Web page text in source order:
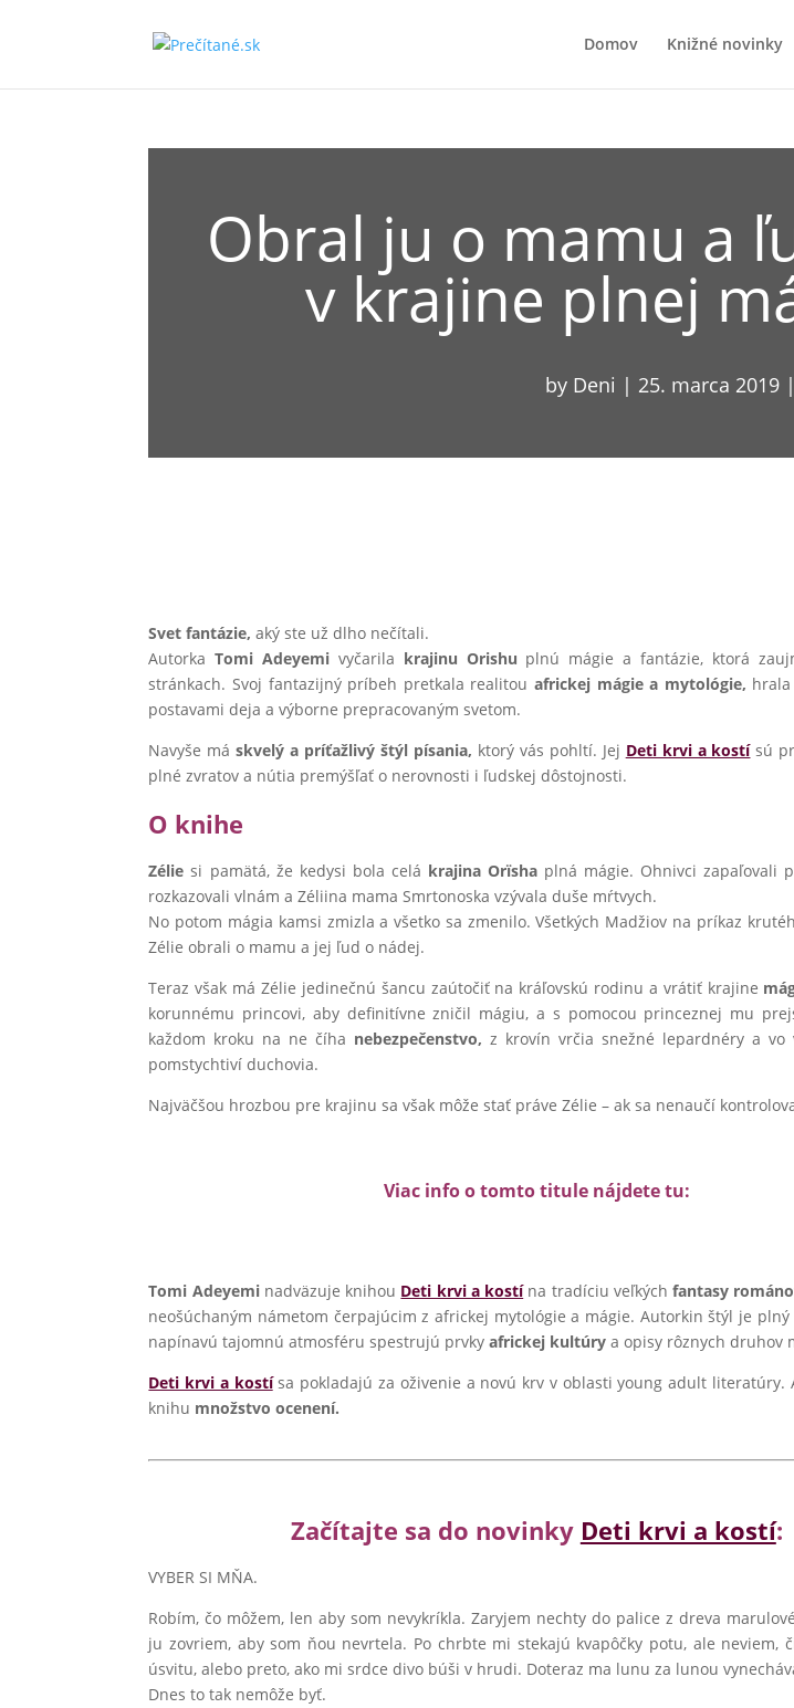
Domov Knižné novinky
Obral ju o mamu a
v krajine plnej
by Deni | 25. marca 2019 |
Svet fantázie, aký ste už dlho nečítali.
AutorkaTomi Adeyemi vyčarila krajinu Orishu plnú mágie a fantázie, ktorá
stránkach. Svoj fantazijný príbeh pretkala realitou africkej mágie a mytológie,
postavami deja a výborne prepracovaným svetom.
Navyše máskvelý a príťažlivý štýl písania, ktorý vás pohltí. Jej Deti krvi a kostísú
plné zvratov a nútia premýšľať o nerovnosti i ľudskej dôstojnosti.
O knihe
Zélie si pamätá, že kedysi bola celá krajina Orïshaplná mágie. Ohnivci zapaľovali
rozkazovali vlnám a Zéliina mama Smrtonoska vzývala duše mŕtvych.
No potom mágia kamsi zmizla a všetko sa zmenilo. Všetkých Madžiov na príkaz
Zélie obrali o mamu a jej ľud o nádej.
Teraz však má Zélie jedinečnú šancu zaútočiť na kráľovskú rodinu a vrátiť krajine
korunnému princovi, aby definitívne zničil mágiu, a s pomocou princeznej mu
každom kroku na ne číha nebezpečenstvo, z krovín vrčia snežné lepardnéry a vo
pomstychtiví duchovia.
Najväčšou hrozbou pre krajinu sa však môže stať práve Zélie – ak sa nenaučí
Viac info o tomto titule nájdete tu:
Tomi Adeyeminadväzuje knihou Deti krvi a kostína tradíciu veľkýchfantasy
neošúchaným námetom čerpajúcim z africkej mytológie a mágie. Autorkin štýl je
napínavú tajomnú atmosféru spestrujú prvkyafrickej kultúry a opisy rôznych druhov
Deti krvi a kostísa pokladajú za oživenie a novú krv v oblasti young adult literatúry.
knihu množstvo ocenení.
Začítajte sa do novinky Deti krvi a kostí:
VYBER SI MŇA.
Robím, čo môžem, len aby som nevykríkla. Zaryjem nechty do palice z dreva
ju zovriem, aby som ňou nevrtela. Po chrbte mi stekajú kvapôčky potu, ale neviem,
úsvitu, alebo preto, ako mi srdce divo búši v hrudi. Doteraz ma lunu za lunou
Dnes to tak nemôže byť.